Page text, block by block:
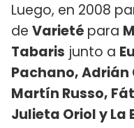
Luego, en 2008
de Varieté para
Tabaris junto a
Pachano, Adrián
Martín Russo,
Julieta Oriol y La